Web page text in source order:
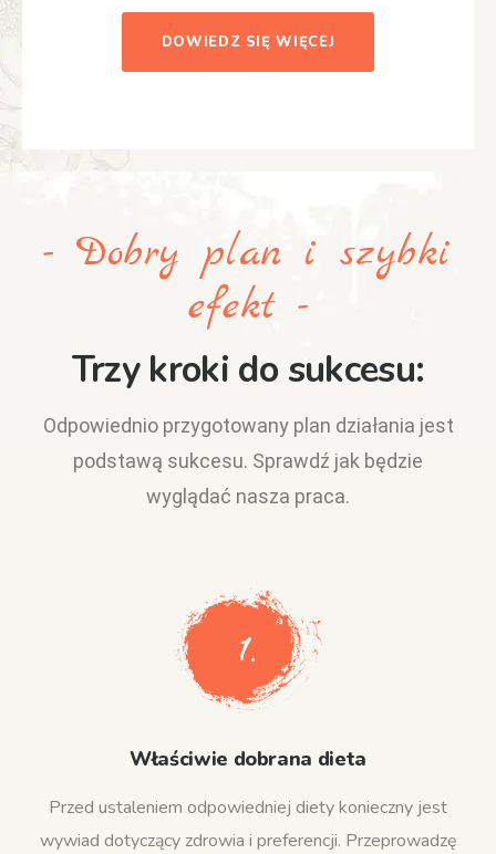
DOWIEDZ SIĘ WIĘCEJ
- Dobry plan i szybki
efekt -
Trzy kroki do sukcesu:
Odpowiednio przygotowany plan działania jest
podstawą sukcesu. Sprawdź jak będzie
wyglądać nasza praca.
1.
Właściwie dobrana dieta
Przed ustaleniem odpowiedniej diety konieczny jest
wywiad dotyczący zdrowia i preferencji. Przeprowadzę